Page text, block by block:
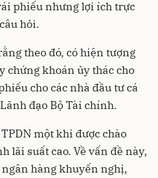
phiếu nhưng lợi ích trực
hỏi.
theo đó, có hiện tượng
chứng khoán ủy thác cho
cho các nhà đầu tư cá
đạo Bộ Tài chính.
một khi được chào
lãi suất cao. Về vấn đề này,
hàng khuyến nghị,